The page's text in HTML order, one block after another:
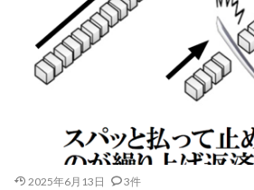
2025年6月13日 3件